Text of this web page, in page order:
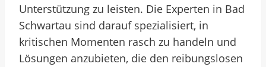
Unterstützung zu leisten. Die Experten in Bad
Schwartau sind darauf spezialisiert, in
kritischen Momenten rasch zu handeln und
Lösungen anzubieten, die den reibungslosen